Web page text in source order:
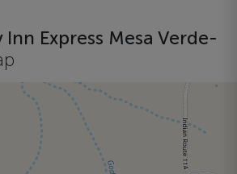
Inn Express Mesa Verde-